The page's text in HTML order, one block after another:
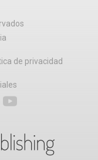
de privacidad